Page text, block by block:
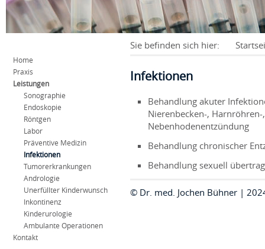
Home
Praxis
Leistungen
Sonographie
Endoskopie
Röntgen
Labor
Präventive Medizin
Infektionen
Tumorerkrankungen
Andrologie
Unerfüllter Kinderwunsch
Inkontinenz
Kinderurologie
Ambulante Operationen
Kontakt
Sie befinden sich hier:
Infektionen
Behandlung akuter
Nierenbecken-,
Nebenhodenentzündung
Behandlung chronischer
Behandlung sexuell
© Dr. med. Jochen Bühner |